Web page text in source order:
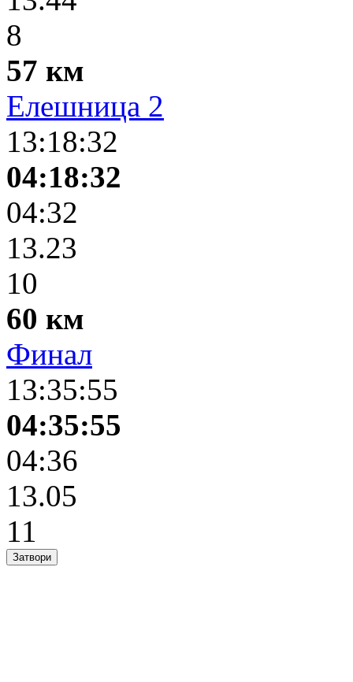
8
57 км
Елешница 2
13:18:32
04:18:32
04:32
13.23
10
60 км
Финал
13:35:55
04:35:55
04:36
13.05
11
Затвори